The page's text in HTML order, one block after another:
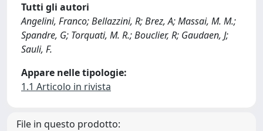
Tutti gli autori
Angelini, Franco; Bellazzini, R; Brez, A; Massai, M. M.;
Spandre, G; Torquati, M. R.; Bouclier, R; Gaudaen, J;
Sauli, F.
Appare nelle tipologie:
1.1 Articolo in rivista
File in questo prodotto: